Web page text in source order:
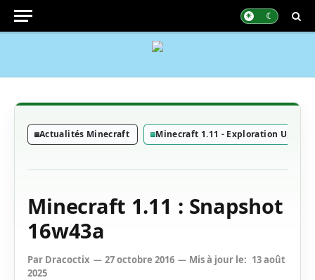
Actualités Minecraft Minecraft 1.11 - Exploration Update
Minecraft 1.11 : Snapshot
16w43a
Par Dracoctix 27 octobre 2016 Mis à jour le: 13 août
2025